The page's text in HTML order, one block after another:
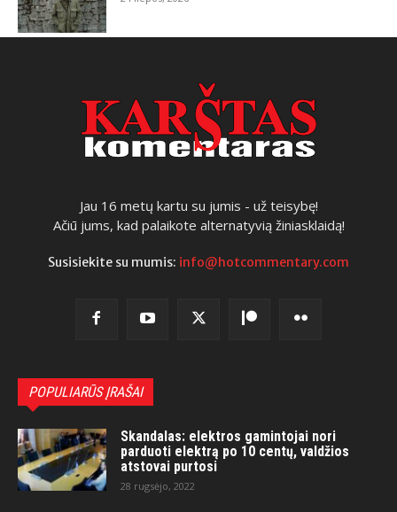
Jau 16 metų kartu su jumis - už teisybę!
Ačiū jums, kad palaikote alternatyvią žiniasklaidą!
Susisiekite su mumis: info@hotcommentary.com
POPULIARŪS ĮRAŠAI
Skandalas: elektros gamintojai nori
parduoti elektrą po 10 centų, valdžios
atstovai purtosi
28 rugsėjo, 2022